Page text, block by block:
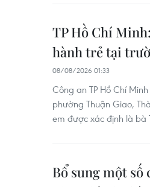
TP Hồ Chí
hành trẻ tại
08/08/2026 01:33
Công an TP Hồ Chí
phường Thuận Giao,
em được xác định là bà
Bổ sung một